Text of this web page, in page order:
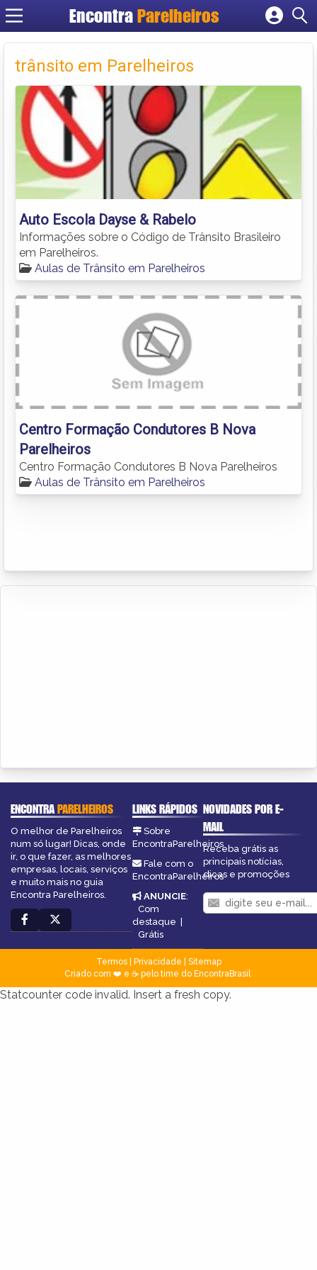
Encontra Parelheiros
Cadastrar empresa
Criar conta
trânsito em Parelheiros
Auto Escola Dayse & Rabelo
Informações sobre o Código de Trânsito Brasileiro
em Parelheiros.
Aulas de Trânsito em Parelheiros
Centro Formação Condutores B Nova
Parelheiros
Centro Formação Condutores B Nova Parelheiros
Aulas de Trânsito em Parelheiros
ENCONTRAPARELHEIROS
O melhor de Parelheiros
num só lugar! Dicas, onde
ir, o que fazer, as melhores
empresas, locais, serviços
e muito mais no guia
Encontra Parelheiros.
LINKS RÁPIDOS
Sobre
EncontraParelheiros
Fale com o
EncontraParelheiros
ANUNCIE:
Com
destaque |
Grátis
NOVIDADES POR E-
MAIL
Receba grátis as
principais notícias,
dicas e promoções
Termos| Privacidade
Sitemap
Criado com ❤️ e ☕ pelo time do EncontraBrasil
Statcounter code invalid. Insert a fresh copy.